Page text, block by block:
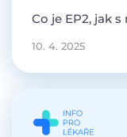
Co je EP2, jak
10. 4. 2025